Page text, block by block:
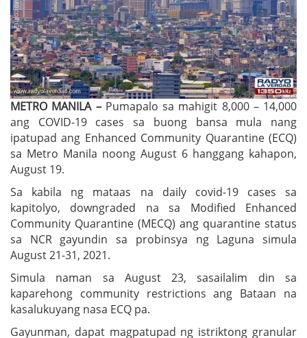
METRO MANILA – Pumapalo sa mahigit 8,000 – 14,000
ang COVID-19 cases sa buong bansa mula nang
ipatupad ang Enhanced Community Quarantine (ECQ)
sa Metro Manila noong August 6 hanggang kahapon,
August 19.
Sa kabila ng mataas na daily covid-19 cases sa
kapitolyo, downgraded na sa Modified Enhanced
Community Quarantine (MECQ) ang quarantine status
sa NCR gayundin sa probinsya ng Laguna simula
August 21-31, 2021.
Simula naman sa August 23, sasailalim din sa
kaparehong community restrictions ang Bataan na
kasalukuyang nasa ECQ pa.
Gayunman, dapat magpatupad ng istriktong granular